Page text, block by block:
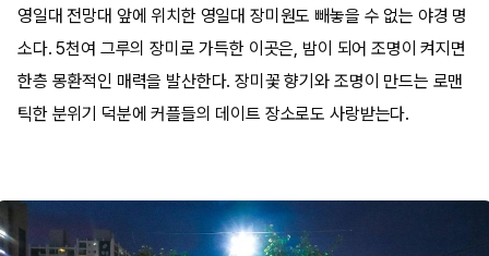
영일대 전망대 앞에 위치한 영일대 장미원도 빼놓을 수 없는 야경 명
소다. 5천여 그루의 장미로 가득한 이곳은, 밤이 되어 조명이 켜지면
한층 몽환적인 매력을 발산한다. 장미꽃 향기와 조명이 만드는 로맨
틱한 분위기 덕분에 커플들의 데이트 장소로도 사랑받는다.